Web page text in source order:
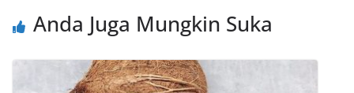
Anda Juga Mungkin Suka